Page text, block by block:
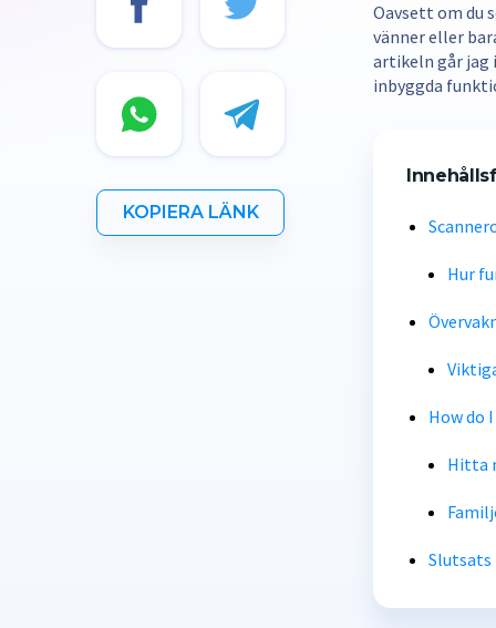
KOPIERA LÄNK
Oavsett om du
vänner eller
artikeln går jag
inbyggda
Hur
How do
Hitta
Slutsats